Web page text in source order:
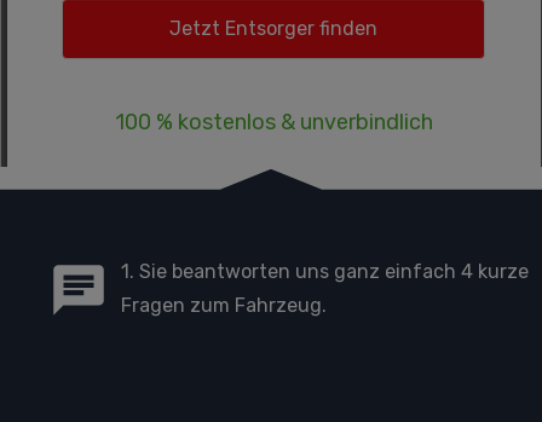
100 % kostenlos & unverbindlich
1. Sie beantworten uns ganz einfach 4 kurze
Fragen zum Fahrzeug.